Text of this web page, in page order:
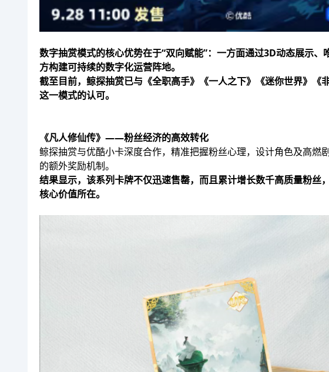
数字抽赏模式的核心优势在于“双向赋能”：一方面通过3D动态展示
方构建可持续的数字化运营阵地。
截至目前，鲸探抽赏已与《全职高手》《一人之下》《迷你世界》
这一模式的认可。
《凡人修仙传》——粉丝经济的高效转化
鲸探抽赏与优酷小卡深度合作，精准把握粉丝心理，设计角色及高
的额外奖励机制。
结果显示，该系列卡牌不仅迅速售罄，而且累计增长数千高质量粉
核心价值所在。